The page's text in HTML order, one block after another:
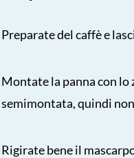
Preparate del caffè e
Montate la panna con
semimontata, quindi
Rigirate bene il